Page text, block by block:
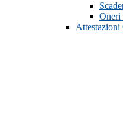
Oneri
Attestazioni